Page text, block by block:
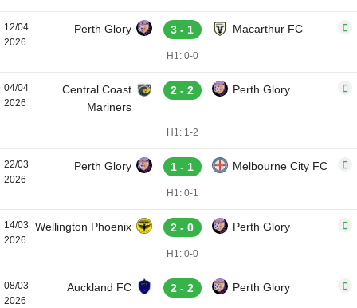
12/04
2026
Perth Glory 3 - 1 Macarthur FC
H1: 0-0
04/04
2026
Central Coast
Mariners
2 - 2 Perth Glory
H1: 1-2
22/03
2026
Perth Glory 1 - 1 Melbourne City FC
H1: 0-1
14/03
2026
Wellington Phoenix 2 - 0 Perth Glory
H1: 0-0
08/03
2026
Auckland FC 2 - 2 Perth Glory